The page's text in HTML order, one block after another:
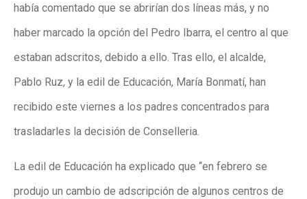
había comentado que se abrirían dos líneas más, y no
haber marcado la opción del Pedro Ibarra, el centro al que
estaban adscritos, debido a ello. Tras ello, el alcalde,
Pablo Ruz, y la edil de Educación, María Bonmatí, han
recibido este viernes a los padres concentrados para
trasladarles la decisión de Conselleria.
La edil de Educación ha explicado que “en febrero se
produjo un cambio de adscripción de algunos centros de